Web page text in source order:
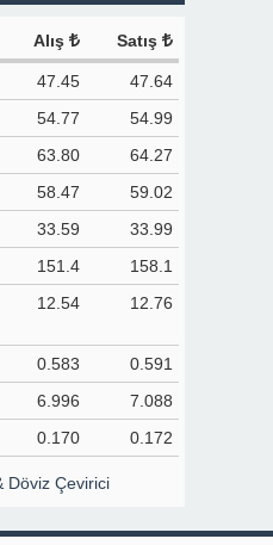
Alış Satış
47.45
47.64
54.77
54.99
63.80
64.27
58.47
59.02
33.59
33.99
151.4
158.1
12.54 12.76
0.583
0.591
6.996
7.088
0.170 0.172
Döviz Çevirici